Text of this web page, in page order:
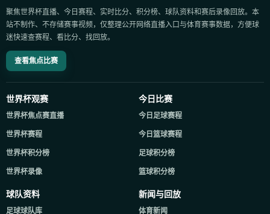
聚焦世界杯直播、今日赛程、实时比分、积分榜、球队资料和赛后录像回放。本
站不制作、不存储赛事视频，仅整理公开网络直播入口与体育赛事数据，方便球
迷快速查赛程、看比分、找回放。
查看焦点比赛
世界杯观赛
世界杯焦点赛直播
世界杯赛程
世界杯积分榜
世界杯录像
今日比赛
今日足球赛程
今日篮球赛程
足球积分榜
篮球积分榜
球队资料
足球球队库
新闻与回放
体育新闻